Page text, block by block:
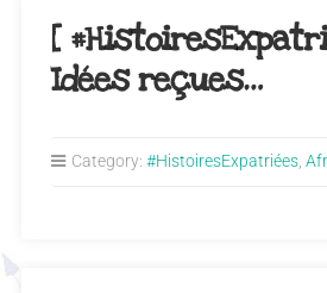
[
Idées reçues…
Category: #HistoiresExpatriées,